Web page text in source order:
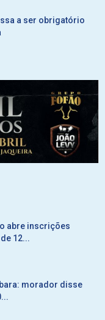
a ser obrigatório
abre inscrições
12...
morador disse